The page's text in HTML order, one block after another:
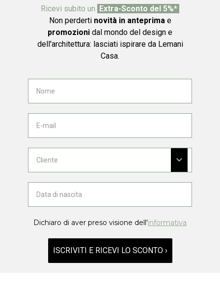
Ricevi subito un
Extra-Sconto del 5%*
Non perderti novità in anteprimae
promozioni dal mondo del design e
dell'architettura: lasciati ispirare da Lemani
Casa.
Dichiaro di aver preso visione dell'informativa
ISCRIVITI E RICEVI LO SCONTO ›